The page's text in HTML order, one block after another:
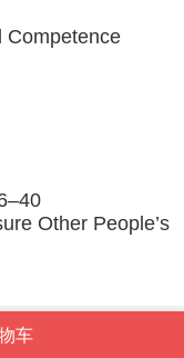
Competence
Other People’s
车